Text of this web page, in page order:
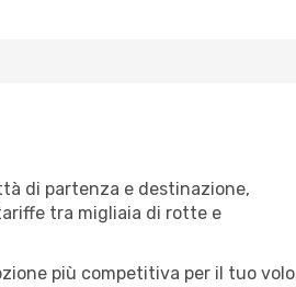
di partenza e destinazione,
tra migliaia di rotte e
più competitiva per il tuo volo